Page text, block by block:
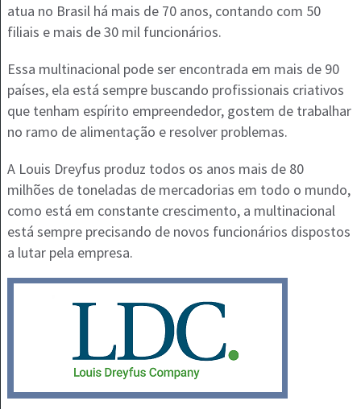
atua no Brasil há mais de 70 anos, contando com 50
filiais e mais de 30 mil funcionários.
Essa multinacional pode ser encontrada em mais de 90
países, ela está sempre buscando profissionais criativos
que tenham espírito empreendedor, gostem de trabalhar
no ramo de alimentação e resolver problemas.
A Louis Dreyfus produz todos os anos mais de 80
milhões de toneladas de mercadorias em todo o mundo,
como está em constante crescimento, a multinacional
está sempre precisando de novos funcionários dispostos
a lutar pela empresa.